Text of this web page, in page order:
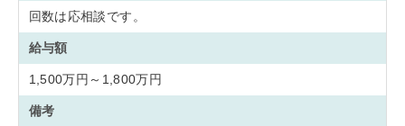
回数は応相談です。
給与額
1,500万円～1,800万円
備考